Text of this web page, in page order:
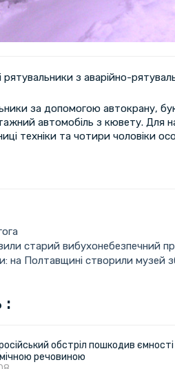
рятувальники з аварійно-
за допомогою автокрану,
автомобіль з кювету. Для
техніки та чотири чоловіки
старий вибухонебезпечний
на Полтавщині створили музей
:
обстріл пошкодив ємності
речовиною